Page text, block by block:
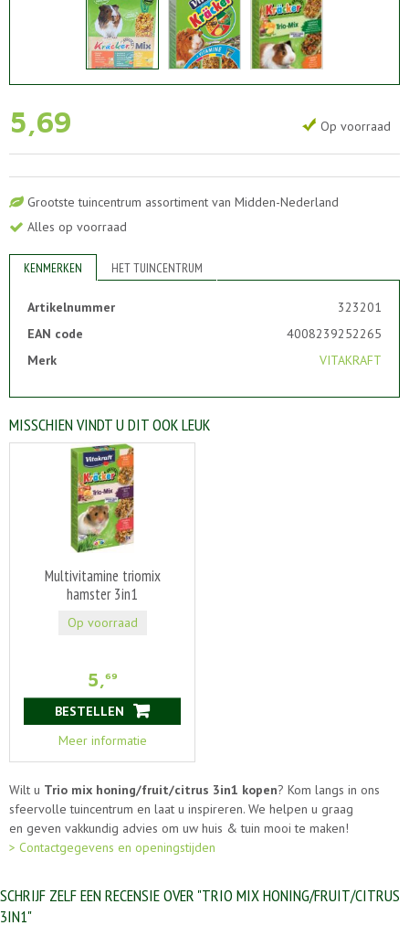
5,69 Op voorraad
Grootste tuincentrum assortiment van Midden-Nederland
Alles op voorraad
KENMERKEN HET TUINCENTRUM
Artikelnummer
323201
EAN code
4008239252265
Merk
VITAKRAFT
MISSCHIEN VINDT U DIT OOK LEUK
Multivitamine triomix
hamster 3in1
5,69
Meer informatie
BESTELLEN
Op voorraad
Wilt u Trio mix honing/fruit/citrus 3in1 kopen? Kom langs in ons
sfeervolle tuincentrum en laat u inspireren. We helpen u graag
en geven vakkundig advies om uw huis & tuin mooi te maken!
> Contactgegevens en openingstijden
SCHRIJF ZELF EEN RECENSIE OVER "TRIO MIX HONING/FRUIT/CITRUS
3IN1"